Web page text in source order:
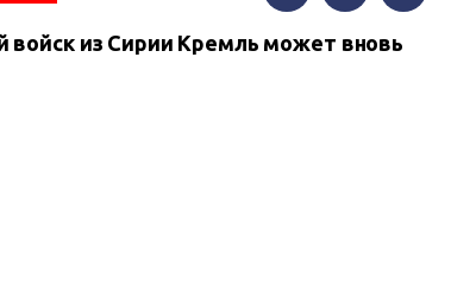
FacebookTwitterTelegram
войск из Сирии Кремль может вновь